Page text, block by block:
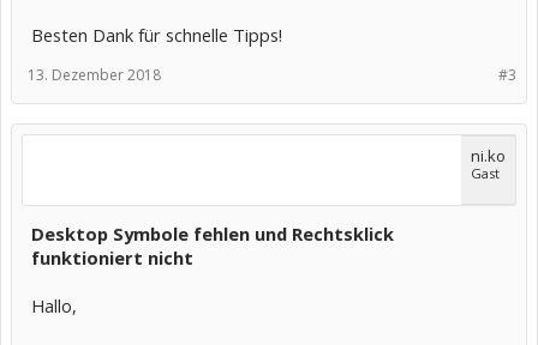
Besten Dank für schnelle Tipps!
#3
13. Dezember 2018
ni.ko
Gast
Desktop Symbole fehlen und Rechtsklick
funktioniert nicht
Hallo,